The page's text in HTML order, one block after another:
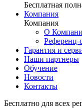
Бесплатная
Компания
Компания
О
Референц-
Гарантия и
Наши партнеры
Обучение
Новости
Контакты
Бесплатно для всех